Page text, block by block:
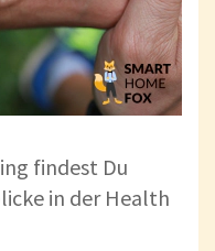
findest Du
in der Health